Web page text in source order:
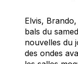
Elvis,
bals du
nouvelles du
des ondes